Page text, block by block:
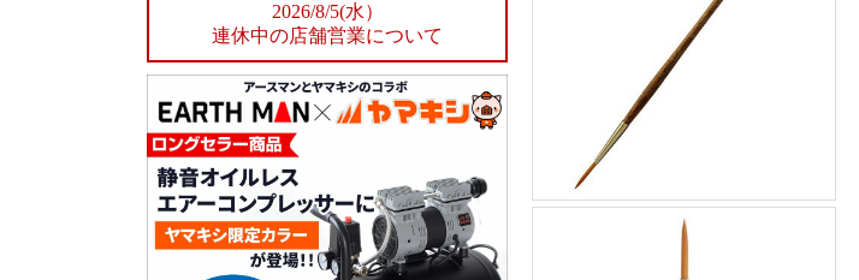
2026/8/5(水）
連休中の店舗営業について